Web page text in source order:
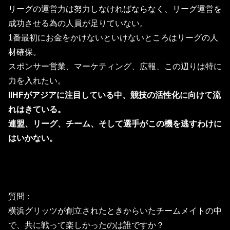
リーグの運営力は努力しなければならなく、リーグ運営を
成功させる為の人員が足りていない。
1番最初にお金をかけないといけないところはリーグの人
材確保。
スポンサー営業、マーケティング、広報、この辺りは特に
力を入れたい。
IIHFがアジアに注目している中、競技の活性化に向けて流
れはきている。
連盟、リーグ、チーム、そして選手がこの機を逃すわけに
はいかない。
質問：
横浜グリッツが創立されたときからいたチームメイトの中
で、 共に戦って楽しかったのは誰ですか？